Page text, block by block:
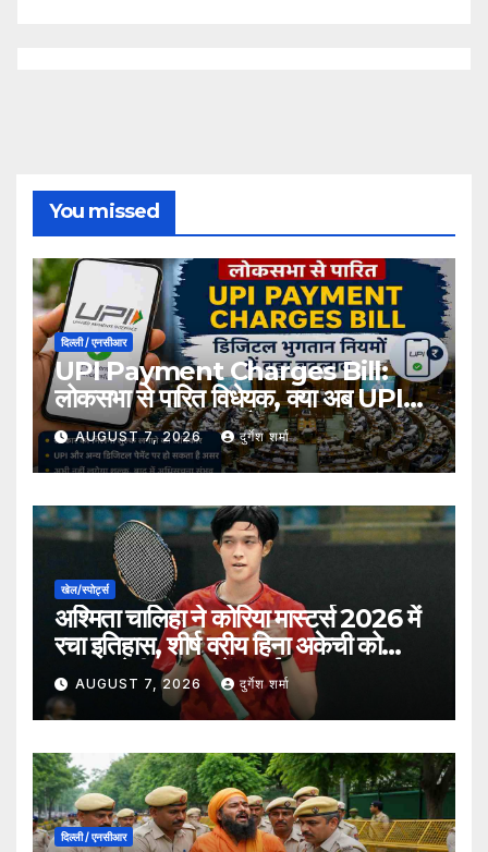
You missed
दिल्ली / एनसीआर
UPI Payment Charges Bill:
लोकसभा से पारित विधेयक, क्या अब UPI
भुगतान पर लग सकता है शुल्क?
AUGUST 7, 2026 दुर्गेश शर्मा
खेल/स्पोर्ट्स
अश्मिता चालिहा ने कोरिया मास्टर्स 2026 में
रचा इतिहास, शीर्ष वरीय हिना अकेची को
हराकर सेमीफाइनल में बनाई जगह
AUGUST 7, 2026 दुर्गेश शर्मा
दिल्ली / एनसीआर